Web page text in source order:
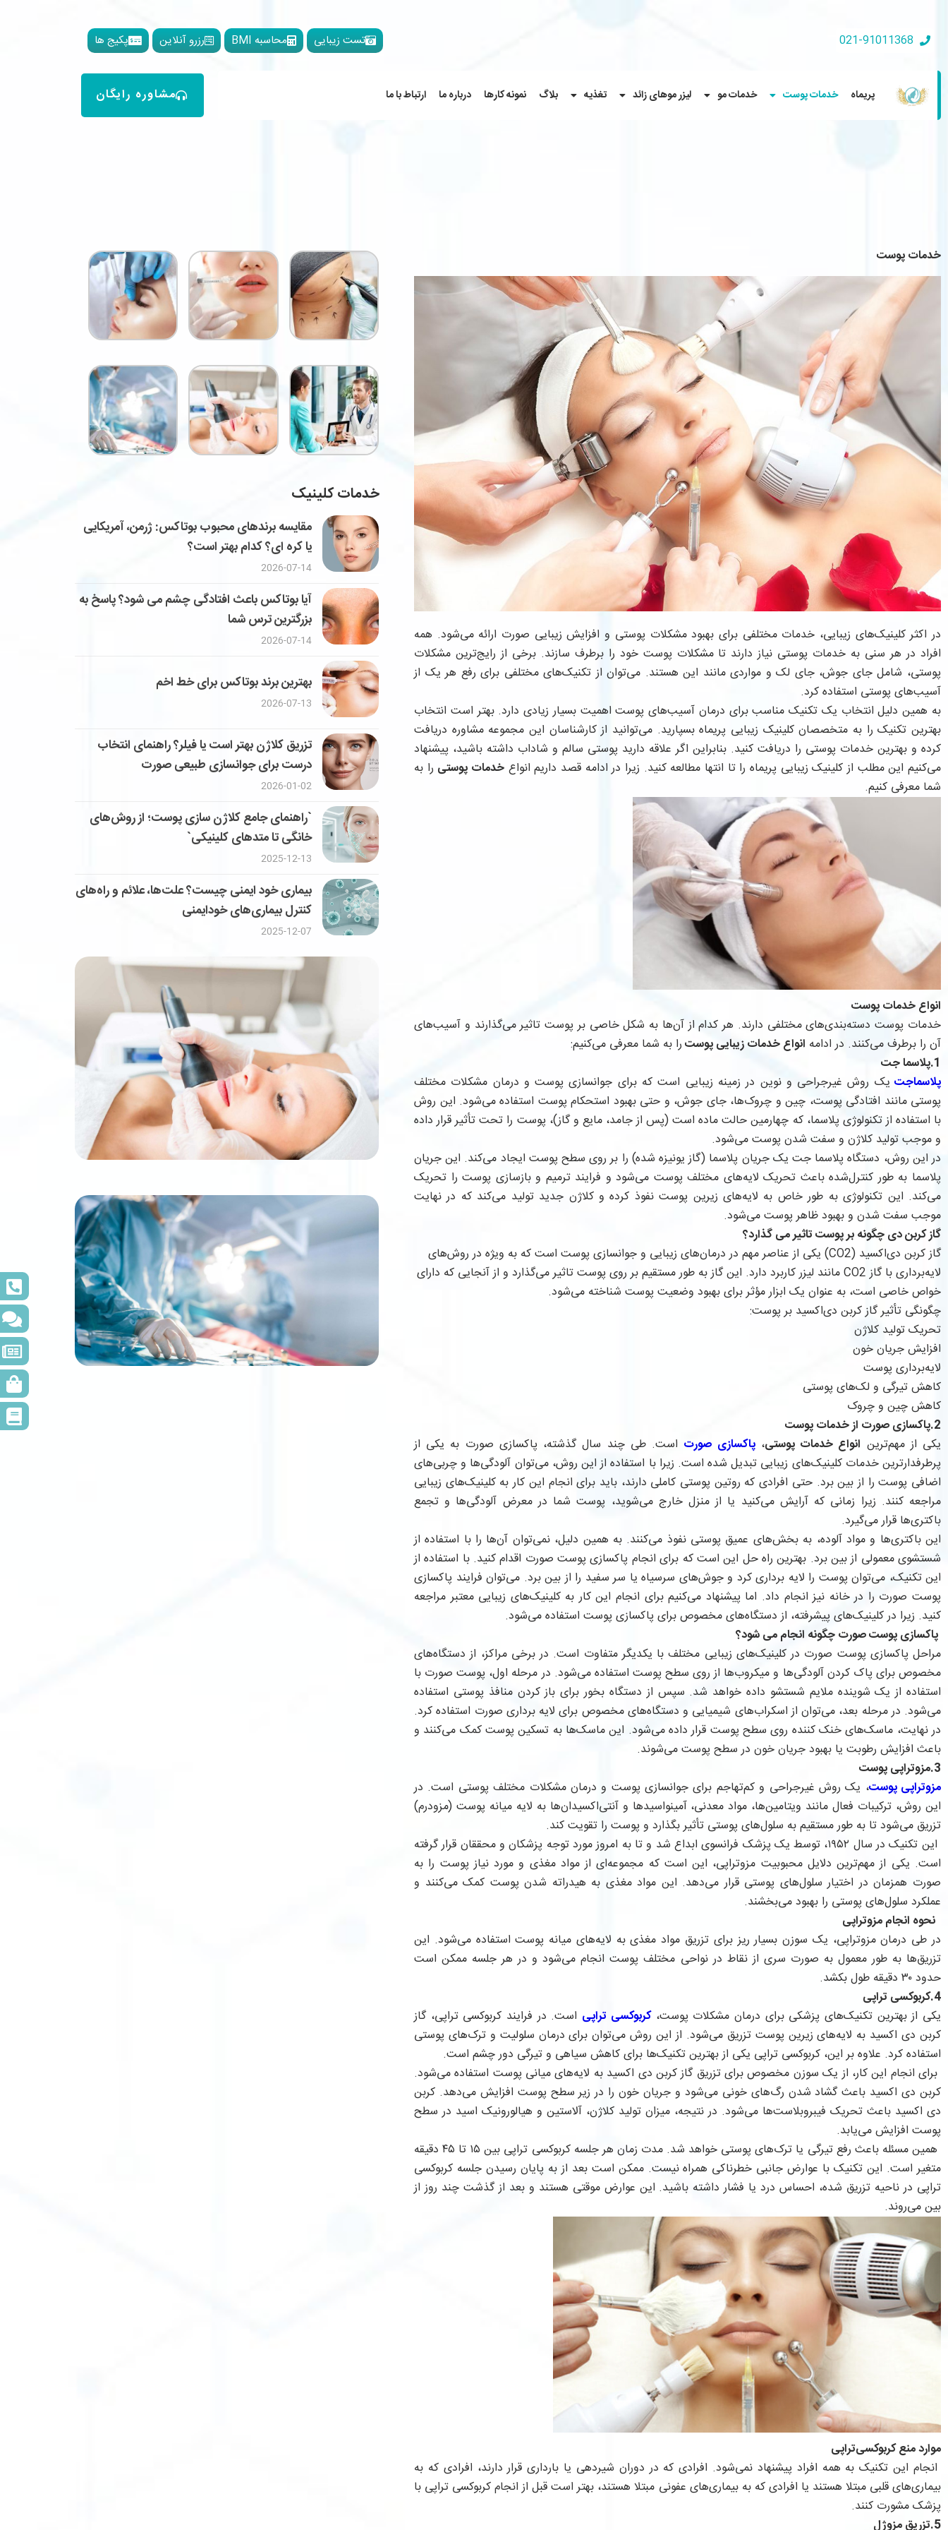
021-91011368 تست زیبایی محاسبه BMI رزرو آنلاین پکیج ها
پریماه خدمات پوست خدمات مو لیزر موهای زائد تغذیه بلاگ نمونه کارها درباره ما ارتباط با ما مشاوره رایگان
خدمات پوست
در اکثر کلینیک‌های زیبایی، خدمات مختلفی برای بهبود مشکلات پوستی و افزایش زیبایی صورت ارائه می‌شود. همه
افراد در هر سنی به خدمات پوستی نیاز دارند تا مشکلات پوست خود را برطرف سازند. برخی از رایج‌ترین مشکلات
پوستی، شامل جای جوش، جای لک و مواردی مانند این هستند. می‌توان از تکنیک‌های مختلفی برای رفع هر یک از
آسیب‌های پوستی استفاده کرد.
به همین دلیل انتخاب یک تکنیک مناسب برای درمان آسیب‌های پوست اهمیت بسیار زیادی دارد. بهتر است انتخاب
بهترین تکنیک را به متخصصان کلینیک زیبایی پریماه بسپارید. می‌توانید از کارشناسان این مجموعه مشاوره دریافت
کرده و بهترین خدمات پوستی را دریافت کنید. بنابراین اگر علاقه دارید پوستی سالم و شاداب داشته باشید، پیشنهاد
می‌کنیم این مطلب از کلینیک زیبایی پریماه را تا انتها مطالعه کنید. زیرا در ادامه قصد داریم انواع خدمات پوستی را به
شما معرفی کنیم.
انواع خدمات پوست
خدمات پوست دسته‌بندی‌های مختلفی دارند. هر کدام از آن‌ها به شکل خاصی بر پوست تاثیر می‌گذارند و آسیب‌های
آن را برطرف می‌کنند. در ادامه انواع خدمات زیبایی پوسترا به شما معرفی می‌کنیم:
1.پلاسما جت
پلاسماجت یک روش غیرجراحی و نوین در زمینه زیبایی است که برای جوانسازی پوست و درمان مشکلات مختلف
پوستی مانند افتادگی پوست، چین و چروک‌ها، جای جوش، و حتی بهبود استحکام پوست استفاده می‌شود. این روش
با استفاده از تکنولوژی پلاسما، که چهارمین حالت ماده است (پس از جامد، مایع و گاز)، پوست را تحت تأثیر قرار داده
و موجب تولید کلاژن و سفت شدن پوست می‌شود.
در این روش، دستگاه پلاسما جت یک جریان پلاسما (گاز یونیزه شده) را بر روی سطح پوست ایجاد می‌کند. این جریان
پلاسما به طور کنترل‌شده باعث تحریک لایه‌های مختلف پوست می‌شود و فرایند ترمیم و بازسازی پوست را تحریک
می‌کند. این تکنولوژی به طور خاص به لایه‌های زیرین پوست نفوذ کرده و کلاژن جدید تولید می‌کند که در نهایت
موجب سفت شدن و بهبود ظاهر پوست می‌شود.
گاز کربن دی چگونه بر پوست تاثیر می گذارد؟
گاز کربن دی‌اکسید (CO2) یکی از عناصر مهم در درمان‌های زیبایی و جوانسازی پوست است که به ویژه در روش‌های
لایه‌برداری با گاز CO2 مانند لیزر کاربرد دارد. این گاز به طور مستقیم بر روی پوست تاثیر می‌گذارد و از آنجایی که دارای
خواص خاصی است، به عنوان یک ابزار مؤثر برای بهبود وضعیت پوست شناخته می‌شود.
چگونگی تأثیر گاز کربن دی‌اکسید بر پوست:
تحریک تولید کلاژن
افزایش جریان خون
لایه‌برداری پوست
کاهش تیرگی و لک‌های پوستی
کاهش چین و چروک
2.پاکسازی صورت از خدمات پوست
یکی از مهم‌ترین انواع خدماتپوستی،پاکسازی صورت است. طی چند سال گذشته، پاکسازی صورت به یکی از
پرطرفدارترین خدمات کلینیک‌های زیبایی تبدیل شده است. زیرا با استفاده از این روش، می‌توان آلودگی‌ها و چربی‌های
اضافی پوست را از بین برد. حتی افرادی که روتین پوستی کاملی دارند، باید برای انجام این کار به کلینیک‌های زیبایی
مراجعه کنند. زیرا زمانی که آرایش می‌کنید یا از منزل خارج می‌شوید، پوست شما در معرض آلودگی‌ها و تجمع
باکتری‌ها قرار می‌گیرد.
این باکتری‌ها و مواد آلوده، به بخش‌های عمیق پوستی نفوذ می‌کنند. به همین دلیل، نمی‌توان آن‌ها را با استفاده از
شستشوی معمولی از بین برد. بهترین راه حل این است که برای انجام پاکسازی پوست صورت اقدام کنید. با استفاده از
این تکنیک، می‌توان پوست را لایه برداری کرد و جوش‌های سرسیاه یا سر سفید را از بین برد. می‌توان فرایند پاکسازی
پوست صورت را در خانه نیز انجام داد. اما پیشنهاد می‌کنیم برای انجام این کار به کلینیک‌های زیبایی معتبر مراجعه
کنید. زیرا در کلینیک‌های پیشرفته، از دستگاه‌های مخصوص برای پاکسازی پوست استفاده می‌شود.
پاکسازی پوست صورت چگونه انجام می شود؟
مراحل پاکسازی پوست صورت در کلینیک‌های زیبایی مختلف با یکدیگر متفاوت است. در برخی مراکز، از دستگاه‌های
مخصوص برای پاک کردن آلودگی‌ها و میکروب‌ها از روی سطح پوست استفاده می‌شود. در مرحله اول، پوست صورت با
استفاده از یک شوینده ملایم شستشو داده خواهد شد. سپس از دستگاه بخور برای باز کردن منافذ پوستی استفاده
می‌شود. در مرحله بعد، می‌توان از اسکراب‌های شیمیایی و دستگاه‌های مخصوص برای لایه برداری صورت استفاده کرد.
در نهایت، ماسک‌های خنک کننده روی سطح پوست قرار داده می‌شود. این ماسک‌ها به تسکین پوست کمک می‌کنند و
باعث افزایش رطوبت یا بهبود جریان خون در سطح پوست می‌شوند.
3.مزوتراپی پوست
مزوتراپی پوست، یک روش غیرجراحی و کم‌تهاجم برای جوانسازی پوست و درمان مشکلات مختلف پوستی است. در
این روش، ترکیبات فعال مانند ویتامین‌ها، مواد معدنی، آمینواسیدها و آنتی‌اکسیدان‌ها به لایه میانه پوست (مزودرم)
تزریق می‌شود تا به طور مستقیم به سلول‌های پوستی تأثیر بگذارد و پوست را تقویت کند.
این تکنیک در سال ۱۹۵۲، توسط یک پزشک فرانسوی ابداع شد و تا به امروز مورد توجه پزشکان و محققان قرار گرفته
است. یکی از مهم‌ترین دلایل محبوبیت مزوتراپی، این است که مجموعه‌ای از مواد مغذی و مورد نیاز پوست را به
صورت همزمان در اختیار سلول‌های پوستی قرار می‌دهد. این مواد مغذی به هیدراته شدن پوست کمک می‌کنند و
عملکرد سلول‌های پوستی را بهبود می‌بخشند.
نحوه انجام مزوتراپی
در طی درمان مزوتراپی، یک سوزن بسیار ریز برای تزریق مواد مغذی به لایه‌های میانه پوست استفاده می‌شود. این
تزریق‌ها به طور معمول به صورت سری از نقاط در نواحی مختلف پوست انجام می‌شود و در هر جلسه ممکن است
حدود ۳۰ دقیقه طول بکشد.
4.کربوکسی تراپی
یکی از بهترین تکنیک‌های پزشکی برای درمان مشکلات پوست،کربوکسی تراپی است. در فرایند کربوکسی تراپی، گاز
کربن دی اکسید به لایه‌های زیرین پوست تزریق می‌شود. از این روش می‌توان برای درمان سلولیت و ترک‌های پوستی
استفاده کرد. علاوه بر این، کربوکسی تراپی یکی از بهترین تکنیک‌ها برای کاهش سیاهی و تیرگی دور چشم است.
برای انجام این کار، از یک سوزن مخصوص برای تزریق گاز کربن دی اکسید به لایه‌های میانی پوست استفاده می‌شود.
کربن دی اکسید باعث گشاد شدن رگ‌های خونی می‌شود و جریان خون را در زیر سطح پوست افزایش می‌دهد. کربن
دی اکسید باعث تحریک فیبروبلاست‌ها می‌شود. در نتیجه، میزان تولید کلاژن، آلاستین و هیالورونیک اسید در سطح
پوست افزایش می‌یابد.
همین مسئله باعث رفع تیرگی یا ترک‌های پوستی خواهد شد. مدت زمان هر جلسه کربوکسی تراپی بین ۱۵ تا ۴۵ دقیقه
متغیر است. این تکنیک با عوارض جانبی خطرناکی همراه نیست. ممکن است بعد از به پایان رسیدن جلسه کربوکسی
تراپی در ناحیه تزریق شده، احساس درد یا فشار داشته باشید. این عوارض موقتی هستند و بعد از گذشت چند روز از
بین می‌روند.
موارد منع کربوکسی‌تراپی
انجام این تکنیک به همه افراد پیشنهاد نمی‌شود. افرادی که در دوران شیردهی یا بارداری قرار دارند، افرادی که به
بیماری‌های قلبی مبتلا هستند یا افرادی که به بیماری‌های عفونی مبتلا هستند، بهتر است قبل از انجام کربوکسی تراپی با
پزشک مشورت کنند.
5.تزریق مزوژل
خدمات کلینیک
مقایسه برندهای محبوب بوتاکس: ژرمن، آمریکایی
یا کره ای؟ کدام بهتر است؟
2026-07-14
آیا بوتاکس باعث افتادگی چشم می شود؟ پاسخ به
بزرگترین ترس شما
2026-07-14
بهترین برند بوتاکس برای خط اخم
2026-07-13
تزریق کلاژن بهتر است یا فیلر؟ راهنمای انتخاب
درست برای جوانسازی طبیعی صورت
2026-01-02
`راهنمای جامع کلاژن سازی پوست؛ از روش‌های
خانگی تا متدهای کلینیکی`
2025-12-13
بیماری خود ایمنی چیست؟ علت‌ها، علائم و راه‌های
کنترل بیماری‌های خودایمنی
2025-12-07